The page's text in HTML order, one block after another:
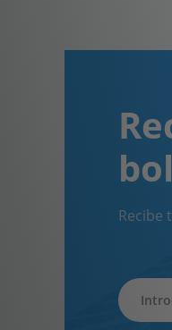
Recibe